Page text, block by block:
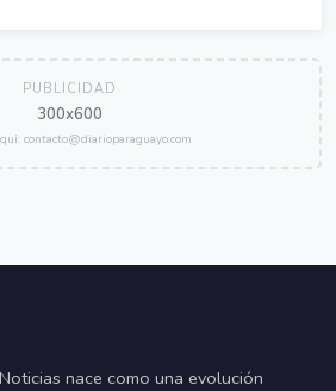
PUBLICIDAD
300x600
contacto@diarioparaguayo.com
nace como una evolución